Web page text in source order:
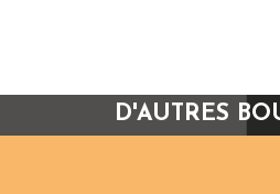
D'AUTRES